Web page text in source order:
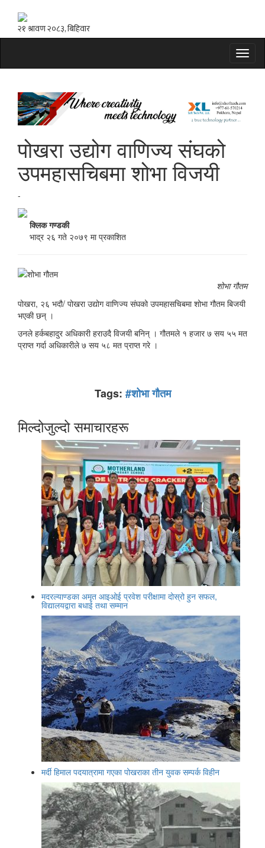
पोखरा उद्योग वाणिज्य संघको
उपमहासचिबमा शोभा विजयी
-
क्लिक गण्डकी
भाद्र २६ गते २०७९ मा प्रकाशित
शोभा गौतम
पोखरा, २६ भदौ/ पोखरा उद्योग वाणिज्य संघको उपमहासचिबमा शोभा गौतम बिजयी
भएकी छन् ।
उनले हर्कबहादुर अधिकारी हराउदै विजयी बनिन् । गौतमले १ हजार ७ सय ५५ मत
प्राप्त गर्दा अधिकारीले ७ सय ५८ मत प्राप्त गरे ।
Tags: #शोभा गौतम
मिल्दोजुल्दो समाचारहरू
मदरल्याण्डका अमृत आइओई प्रवेश परीक्षामा दोस्रो हुन सफल,
विद्यालयद्वारा बधाई तथा सम्मान
मर्दी हिमाल पदयात्रामा गएका पोखराका तीन युवक सम्पर्क विहीन